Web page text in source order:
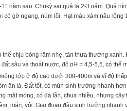
năm sau. Chukỳ sai quả là 2-3 năm. Quả
có gờ ngang, núm lồi. Hạt màu xám nâu rộng
chịu bóng râm nhẹ, tán thưa thường xanh.
sâu và thoát nước, độ pH = 4,5-5,5, có thể
lớp ở độ cao dưới 300-400m và vĩ độ
ăn lá. Đất tốt, có mùn sinh trưởng nhanh
mặt mỏng, có đá lẫn, chua nhiều, nhưng cây
mặn, vôi. Giai đoạn đầu sinh trưởng nhanh